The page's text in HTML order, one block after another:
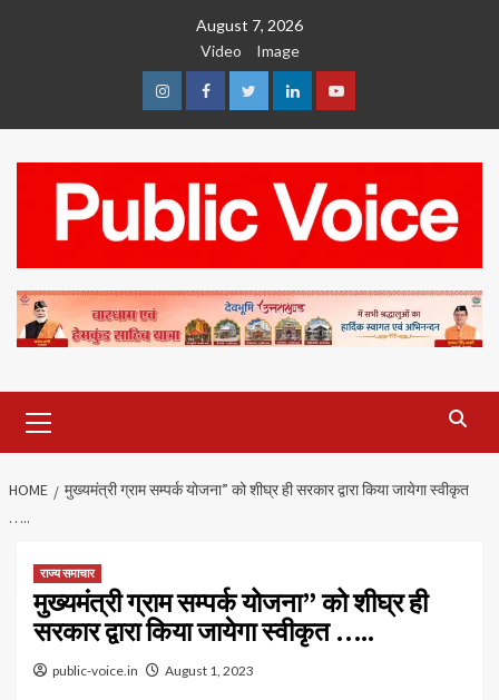
August 7, 2026
Video
Image
InstagramFacebookTwitterLinkedinYoutube
Menu
HOME
मुख्यमंत्री ग्राम सम्पर्क योजना” को शीघ्र ही सरकार द्वारा किया जायेगा स्वीकृत
…..
राज्य समाचार
मुख्यमंत्री ग्राम सम्पर्क योजना” को शीघ्र ही
सरकार द्वारा किया जायेगा स्वीकृत …..
public-voice.in August 1, 2023